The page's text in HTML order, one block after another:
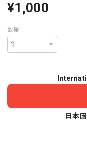
¥1,000
数量
日本